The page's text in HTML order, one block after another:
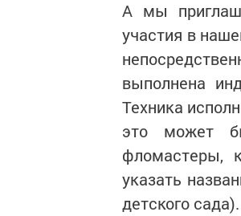
А мы
участия в
выполнена
Техника
это может
фломастеры,
указать
детского сада).